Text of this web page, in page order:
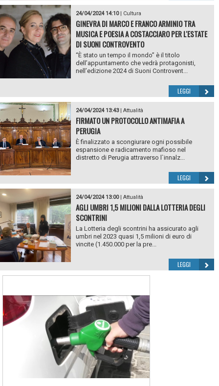
24/04/2024 14:10| Cultura
GINEVRA DI MARCO E FRANCO ARMINIO TRA
MUSICA E POESIA A COSTACCIARO PER L'ESTATE
DI SUONI CONTROVENTO
“È stato un tempo il mondo” è il titolo
dell’appuntamento che vedrà protagonisti,
nell’edizione 2024 di Suoni Controvent...
LEGGI
24/04/2024 13:43| Attualità
FIRMATO UN PROTOCOLLO ANTIMAFIA A
PERUGIA
È finalizzato a scongiurare ogni possibile
espansione e radicamento mafioso nel
distretto di Perugia attraverso l`innalz...
LEGGI
24/04/2024 13:00| Attualità
AGLI UMBRI 1,5 MILIONI DALLA LOTTERIA DEGLI
SCONTRINI
La Lotteria degli scontrini ha assicurato agli
umbri nel 2023 quasi 1,5 milioni di euro di
vincite (1.450.000 per la pre...
LEGGI